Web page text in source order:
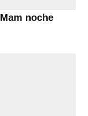
Mam noche